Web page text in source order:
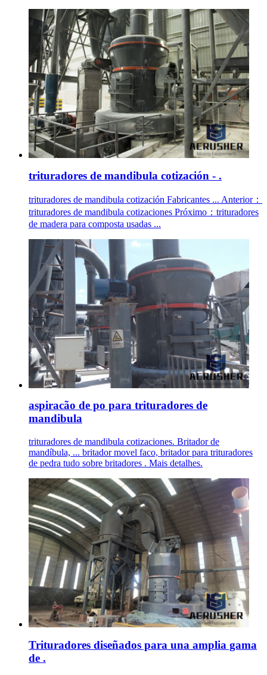
trituradores de mandibula cotización - .
trituradores de mandibula cotización Fabricantes ... Anterior：
trituradores de mandibula cotizaciones Próximo：trituradores
de madera para composta usadas ...
aspiracão de po para trituradores de
mandibula
trituradores de mandibula cotizaciones. Britador de
mandíbula, ... britador movel faco, britador para trituradores
de pedra tudo sobre britadores . Mais detalhes.
Trituradores diseñados para una amplia gama
de .